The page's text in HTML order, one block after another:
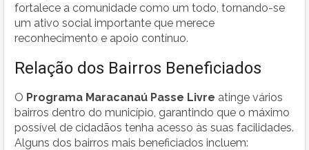
fortalece a comunidade como um todo, tornando-se
um ativo social importante que merece
reconhecimento e apoio contínuo.
Relação dos Bairros Beneficiados
O Programa Maracanaú Passe Livre atinge vários
bairros dentro do município, garantindo que o máximo
possível de cidadãos tenha acesso às suas facilidades.
Alguns dos bairros mais beneficiados incluem: